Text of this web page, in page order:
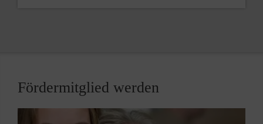
Fördermitglied werden